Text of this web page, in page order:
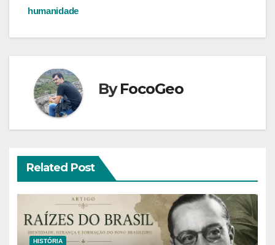
humanidade
ByFocoGeo
Related Post
HISTÓRIA